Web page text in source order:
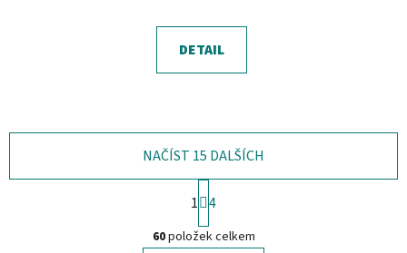
DETAIL
O
v
NAČÍST 15 DALŠÍCH
S
t
r
á
1 4
60položek celkem